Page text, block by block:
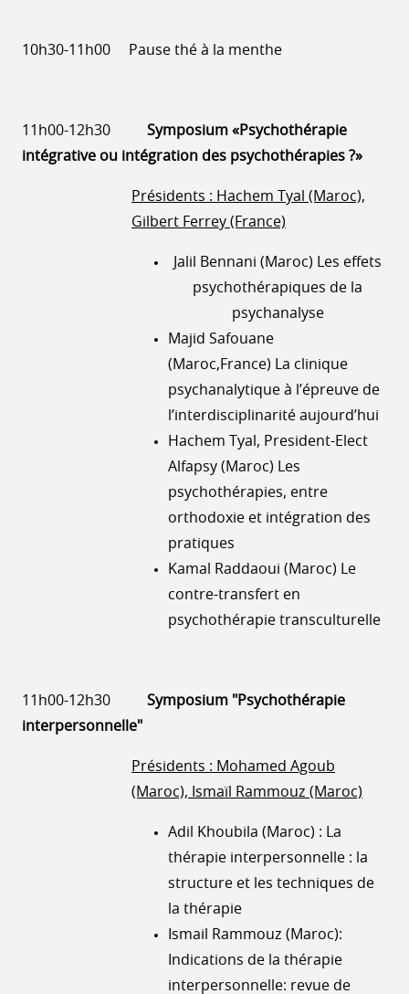
10h30-11h00 Pause thé à la menthe
11h00-12h30 Symposium «Psychothérapie
intégrative ou intégration des psychothérapies ?»
Présidents : Hachem Tyal (Maroc),
Gilbert Ferrey (France)
Jalil Bennani (Maroc) Les effets
psychothérapiques de la
psychanalyse
Majid Safouane
(Maroc,France) La clinique
psychanalytique à l’épreuve de
l’interdisciplinarité aujourd’hui
Hachem Tyal, President-Elect
Alfapsy (Maroc) Les
psychothérapies, entre
orthodoxie et intégration des
pratiques
Kamal Raddaoui (Maroc) Le
contre-transfert en
psychothérapie transculturelle
11h00-12h30
Symposium "Psychothérapie
interpersonnelle"
Présidents : Mohamed Agoub
(Maroc), Ismaïl Rammouz (Maroc)
Adil Khoubila (Maroc) : La
thérapie interpersonnelle : la
structure et les techniques de
la thérapie
Ismail Rammouz (Maroc):
Indications de la thérapie
interpersonnelle: revue de